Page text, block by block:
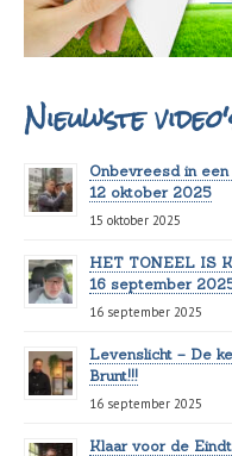
Nieuwste
Onbevreesd in
12 oktober 2025
15 oktober 2025
HET TONEEL IS
16 september
16 september 2025
Levenslicht – De
Brunt!!!
16 september 2025
Klaar voor de